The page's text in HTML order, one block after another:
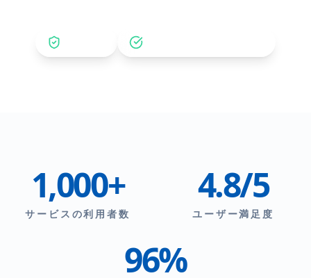
1,000+
サービスの利用者数
4.8/5
ユーザー満足度
96%